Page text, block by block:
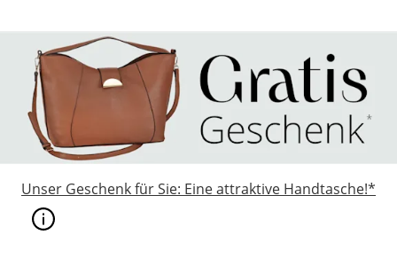
Unser Geschenk für Sie: Eine attraktive Handtasche!*